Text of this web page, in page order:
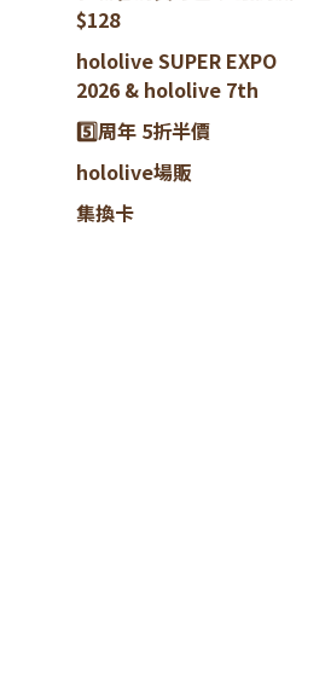
$128
hololive SUPER EXPO
2026 & hololive 7th
5️⃣周年 5折半價
hololive場販
集換卡